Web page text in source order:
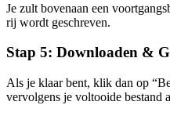
Je zult bovenaan een
rij wordt geschreven.
Stap 5: Downloaden &
Als je klaar bent, klik dan op
vervolgens je voltooide bestand